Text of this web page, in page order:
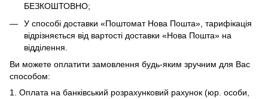
БЕЗКОШТОВНО;
У способі доставки «Поштомат Нова Пошта», тарифікація
відрізняється від вартості доставки «Нова Пошта» на
відділення.
Ви можете оплатити замовлення будь-яким зручним для Вас
способом:
1. Оплата на банківський розрахунковий рахунок (юр. особи,